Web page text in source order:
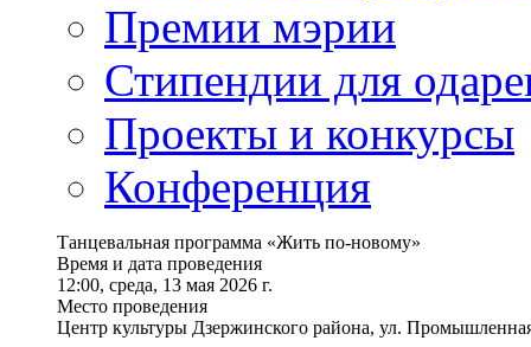
Премии мэрии
Стипендии для
Проекты и конкурсы
Конференция
Танцевальная программа «Жить по-новому»
Время и дата проведения
12:00, среда, 13 мая 2026 г.
Место проведения
Центр культуры Дзержинского района, ул.